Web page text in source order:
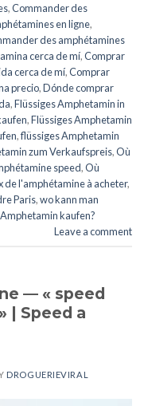
,Commander des
en ligne,
des amphétamines
cerca de mí,Comprar
cerca de mí,Comprar
precio,Dónde comprar
,Flüssiges Amphetamin in
,Flüssiges Amphetamin
,flüssiges Amphetamin
zum Verkaufspreis,Où
speed,Où
de l'amphétamine à acheter,
Paris,wo kann man
kaufen?
Leave a comment
— « speed
| Speed a
DROGUERIEVIRAL